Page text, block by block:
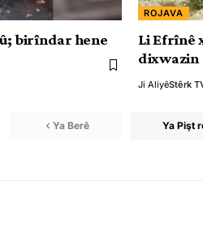
birîndar hene
ROJAVA
Li Efrînê
dixwazin
Ji AliyêStêrk
Ya Berê Ya Pişt